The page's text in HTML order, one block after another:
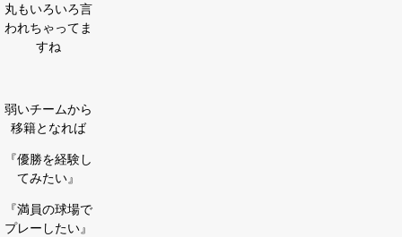
丸もいろいろ言
われちゃってま
すね
弱いチームから
移籍となれば
『優勝を経験し
てみたい』
『満員の球場で
プレーしたい』